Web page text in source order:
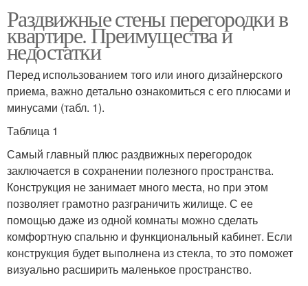
Раздвижные стены перегородки в
квартире. Преимущества и
недостатки
Перед использованием того или иного дизайнерского
приема, важно детально ознакомиться с его плюсами и
минусами (табл. 1).
Таблица 1
Самый главный плюс раздвижных перегородок
заключается в сохранении полезного пространства.
Конструкция не занимает много места, но при этом
позволяет грамотно разграничить жилище. С ее
помощью даже из одной комнаты можно сделать
комфортную спальню и функциональный кабинет. Если
конструкция будет выполнена из стекла, то это поможет
визуально расширить маленькое пространство.